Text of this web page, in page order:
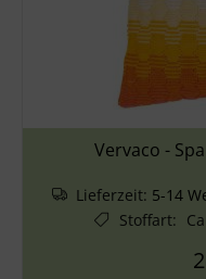
Vervaco -
Lieferzeit: 5-14
Stoffart: